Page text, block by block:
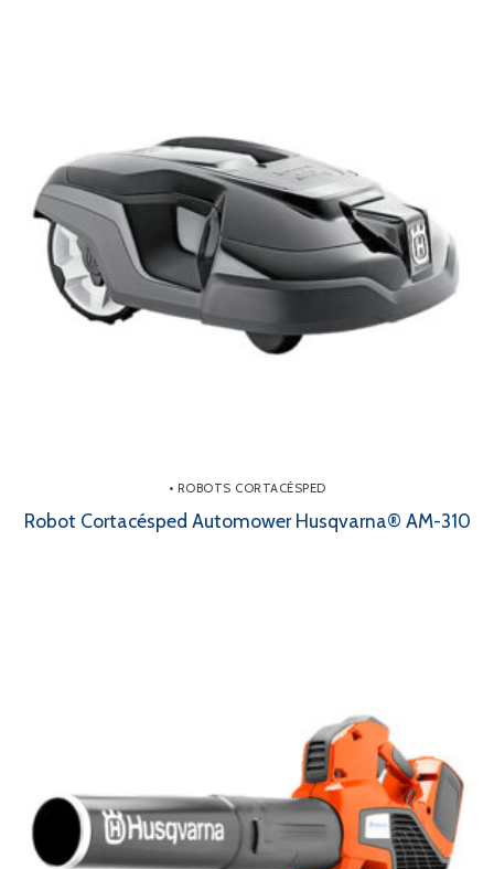
• ROBOTS CORTACÉSPED
Robot Cortacésped Automower Husqvarna® AM-310